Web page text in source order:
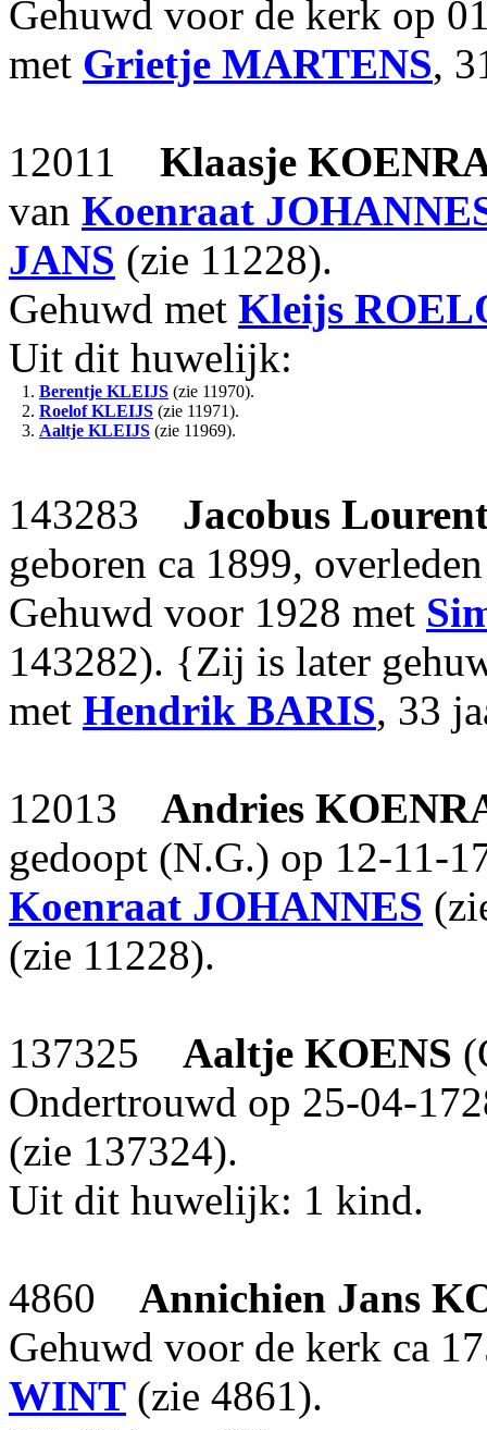
Gehuwd voor de kerk op
met Grietje MARTENS,
12011 Klaasje
van Koenraat
JANS (zie 11228).
Gehuwd met Kleijs
Uit dit huwelijk:
1. Berentje KLEIJS (zie 11970).
2. Roelof KLEIJS (zie 11971).
3. Aaltje KLEIJS (zie 11969).
143283 Jacobus
geboren ca 1899,
Gehuwd voor 1928 met
143282). {Zij is later
met Hendrik BARIS, 33
12013 Andries
gedoopt (N.G.) op 12-11-
Koenraat JOHANNES
(zie 11228).
137325 Aaltje KOENS
Ondertrouwd op 25-04-
(zie 137324).
Uit dit huwelijk: 1 kind.
4860 Annichien Jans
Gehuwd voor de kerk ca
WINT (zie 4861).